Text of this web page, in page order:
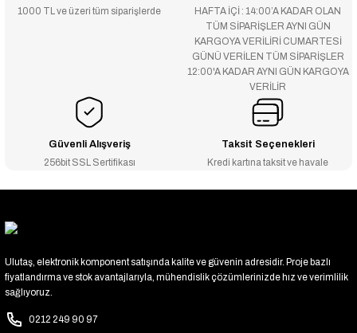
1000 TL ve üzeri tüm siparişlerde
HAFTA İÇİ : 14:00’A KADAR OLAN
TÜM SİPARİŞLER AYNI GÜN
KARGOYA VERİLİRİ CUMARTESİ
GÜNÜ VERİLEN TÜM SİPARİŞLER
12:00'A KADAR AYNI GÜN KARGOYA
VERİLİR
Güvenli Alışveriş
256bit SSL Sertifikası
Taksit Seçenekleri
Kredi kartına taksit ve havale
Ulutaş, elektronik komponent satışında kalite ve güvenin adresidir. Proje bazlı
fiyatlandırma ve stok avantajlarıyla, mühendislik çözümlerinizde hız ve verimlilik
sağlıyoruz.
0212 249 90 97